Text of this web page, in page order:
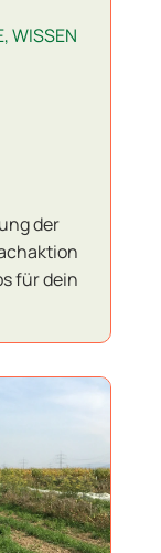
,WISSEN
der
für dein